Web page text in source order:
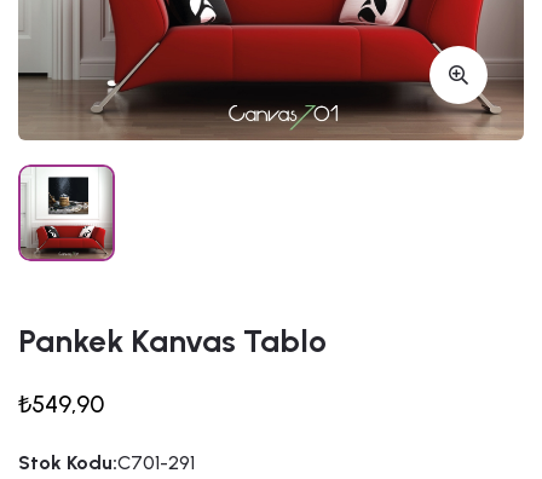
Pankek Kanvas Tablo
₺549,90
Stok Kodu:C701-291